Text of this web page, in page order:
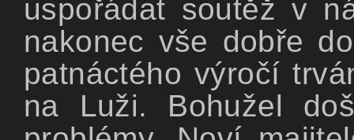
uspořádat soutěž v
nakonec vše dobře
patnáctého výročí
na Luži. Bohužel